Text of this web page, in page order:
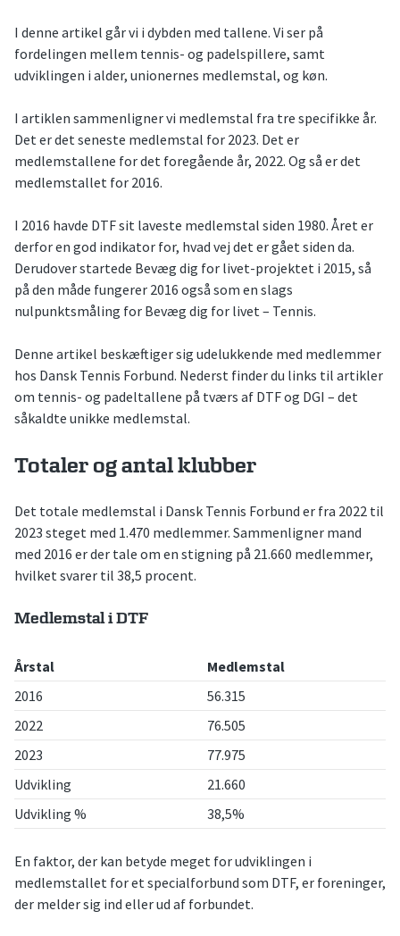
I denne artikel går vi i dybden med tallene. Vi ser på
fordelingen mellem tennis- og padelspillere, samt
udviklingen i alder, unionernes medlemstal, og køn.
I artiklen sammenligner vi medlemstal fra tre specifikke år.
Det er det seneste medlemstal for 2023. Det er
medlemstallene for det foregående år, 2022. Og så er det
medlemstallet for 2016.
I 2016 havde DTF sit laveste medlemstal siden 1980. Året er
derfor en god indikator for, hvad vej det er gået siden da.
Derudover startede Bevæg dig for livet-projektet i 2015, så
på den måde fungerer 2016 også som en slags
nulpunktsmåling for Bevæg dig for livet – Tennis.
Denne artikel beskæftiger sig udelukkende med medlemmer
hos Dansk Tennis Forbund. Nederst finder du links til artikler
om tennis- og padeltallene på tværs af DTF og DGI – det
såkaldte unikke medlemstal.
Totaler og antal klubber
Det totale medlemstal i Dansk Tennis Forbund er fra 2022 til
2023 steget med 1.470 medlemmer. Sammenligner mand
med 2016 er der tale om en stigning på 21.660 medlemmer,
hvilket svarer til 38,5 procent.
Medlemstal i DTF
Årstal
Medlemstal
2016
56.315
2022
76.505
2023
77.975
Udvikling
21.660
Udvikling %
38,5%
En faktor, der kan betyde meget for udviklingen i
medlemstallet for et specialforbund som DTF, er foreninger,
der melder sig ind eller ud af forbundet.